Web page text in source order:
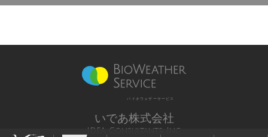
バイオウェザーサービス
いであ株式会社
IDEA Consultants, Inc.